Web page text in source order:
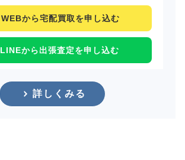
WEBから宅配買取を申し込む
LINEから出張査定を申し込む
詳しくみる